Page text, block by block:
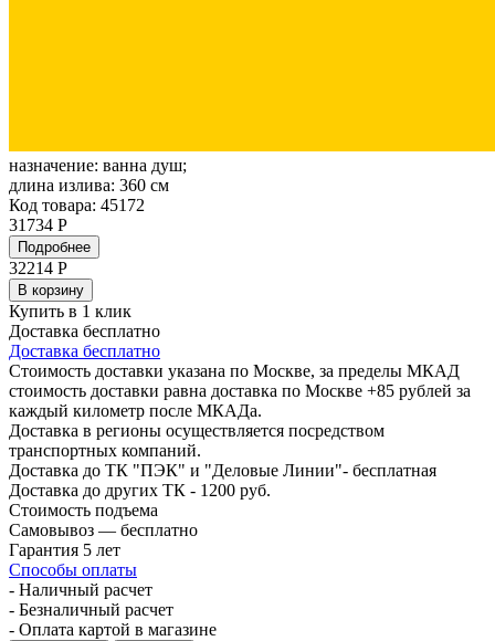
назначение: ванна душ;
длина излива: 360 см
Код товара: 45172
31734 Р
Подробнее
32214 Р
В корзину
Купить в 1 клик
Доставка бесплатно
Доставка бесплатно
Стоимость доставки указана по Москве, за пределы МКАД
стоимость доставки равна доставка по Москве +85 рублей за
каждый километр после МКАДа.
Доставка в регионы осуществляется посредством
транспортных компаний.
Доставка до ТК "ПЭК" и "Деловые Линии"- бесплатная
Доставка до других ТК - 1200 руб.
Стоимость подъема
Самовывоз — бесплатно
Гарантия 5 лет
Способы оплаты
- Наличный расчет
- Безналичный расчет
- Оплата картой в магазине